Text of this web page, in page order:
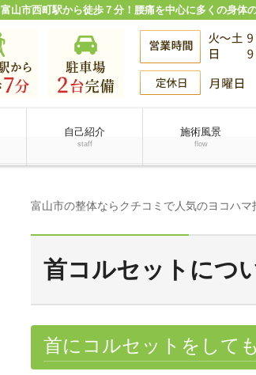
富山市西町駅から徒歩７分！腰痛を中心に多くの身体
自己紹介
staff
施術風景
flow
富山市の整体ならクチコミで人気のヨコハマ
首コルセットにつ
首にコルセットをして